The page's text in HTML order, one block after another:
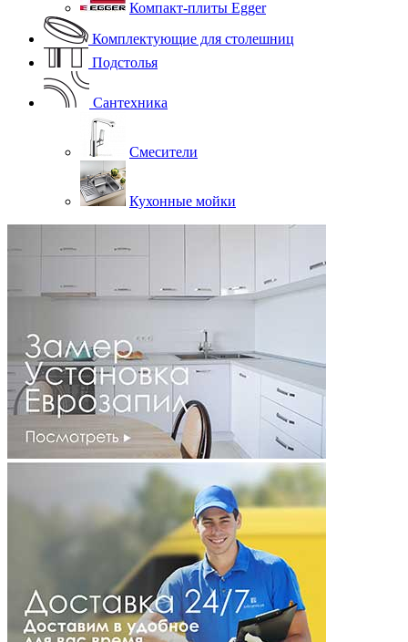
Компакт-плиты Egger
Комплектующие для столешниц
Подстолья
Сантехника
Смесители
Кухонные мойки